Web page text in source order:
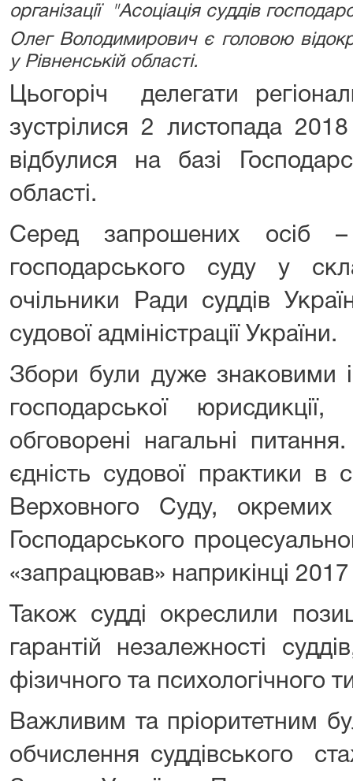
організації "Асоціація суддів
Олег Володимирович є головою
у Рівненській області.
Цьогоріч делегати
зустрілися 2 листопада
відбулися на базі
області.
Серед запрошених осіб
господарського суду у
очільники Ради суддів
судової адміністрації України.
Збори були дуже знаковими
господарської
обговорені нагальні
єдність судової практики в
Верховного Суду, окремих
Господарського
«запрацював» наприкінці
Також судді окреслили
гарантій незалежності
фізичного та психологічного
Важливим та пріоритетним
обчислення суддівського